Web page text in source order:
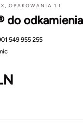
, OPAKOWANIA 1 L
do
549 955 255